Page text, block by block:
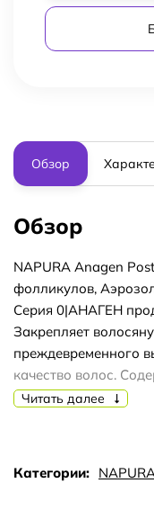
Обзор
Обзор
NAPURA Anagen
фолликулов,
Серия 0|АНАГЕН
Закрепляет
преждевременного
качество волос.
Redox®) —
процессы. Спрей Z0
Читать далее
Категории: